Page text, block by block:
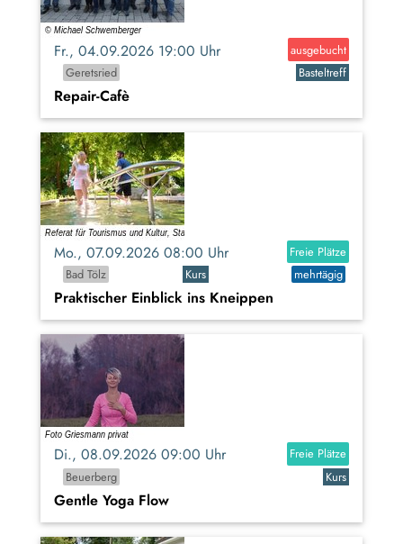
Fr., 04.09.2026 19:00 Uhr
ausgebucht
Geretsried
Basteltreff
Repair-Cafè
Mo., 07.09.2026 08:00 Uhr
Freie Plätze
Bad Tölz
Kurs mehrtägig
Praktischer Einblick ins Kneippen
Di., 08.09.2026 09:00 Uhr
Freie Plätze
Beuerberg
Kurs
Gentle Yoga Flow